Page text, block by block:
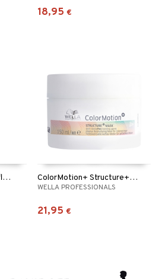
18,95 €
ColorMotion+ Color Reflection Conditioner ColorMotion+ Structure+ Mask
WELLA PROFESSIONALS
21,95 €